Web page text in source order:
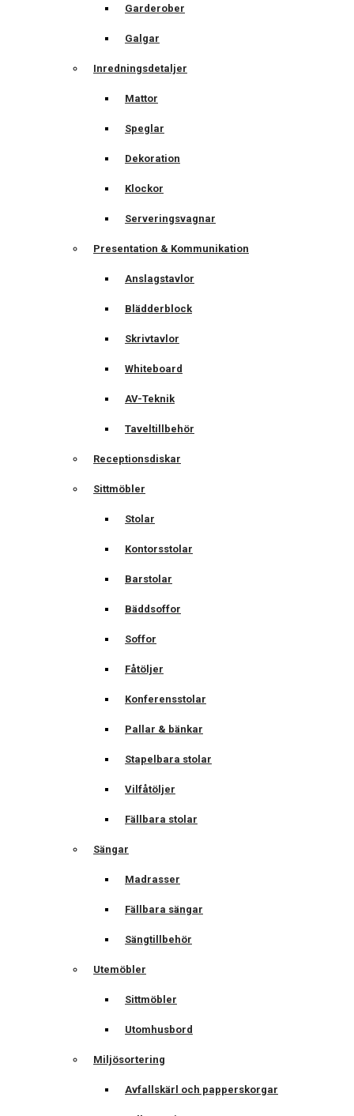
Garderober
Galgar
Inredningsdetaljer
Mattor
Speglar
Dekoration
Klockor
Serveringsvagnar
Presentation & Kommunikation
Anslagstavlor
Blädderblock
Skrivtavlor
Whiteboard
AV-Teknik
Taveltillbehör
Receptionsdiskar
Sittmöbler
Stolar
Kontorsstolar
Barstolar
Bäddsoffor
Soffor
Fåtöljer
Konferensstolar
Pallar & bänkar
Stapelbara stolar
Vilfåtöljer
Fällbara stolar
Sängar
Madrasser
Fällbara sängar
Sängtillbehör
Utemöbler
Sittmöbler
Utomhusbord
Miljösortering
Avfallskärl och papperskorgar